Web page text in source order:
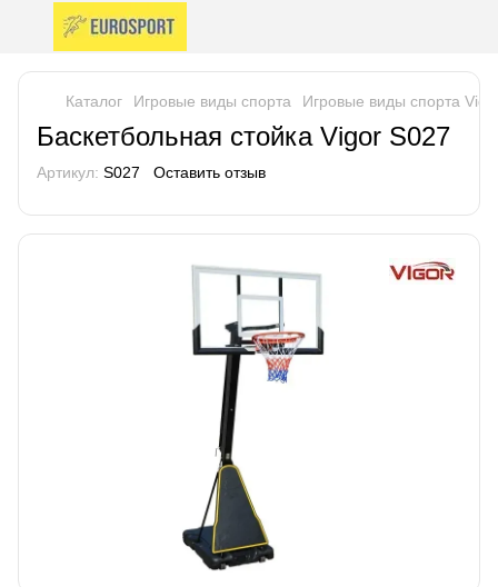
Каталог Игровые виды спорта Игровые виды спорта
Баскетбольная стойка Vigor S027
Артикул: S027 Оставить отзыв